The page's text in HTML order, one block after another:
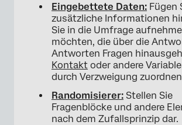
Eingebettete Daten: Fügen
zusätzliche Informationen
Sie in die Umfrage
möchten, die über die
Antworten Fragen
Kontakt oder andere
durch Verzweigung
Randomisierer: Stellen Sie
Fragenblöcke und andere
nach dem Zufallsprinzip dar.